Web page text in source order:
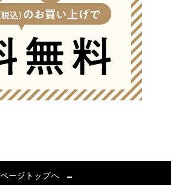
ページトップへ